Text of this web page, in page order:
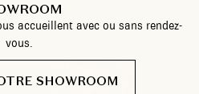
accueillent avec ou sans rendez-
vous.
SHOWROOM